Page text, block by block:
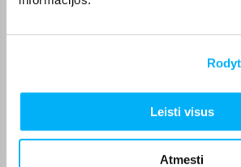
Leisti visus
Atmesti
Puikiai